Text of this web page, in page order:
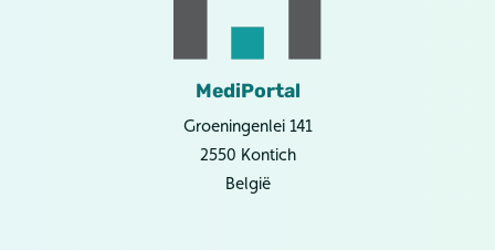
MediPortal
Groeningenlei 141
2550 Kontich
België